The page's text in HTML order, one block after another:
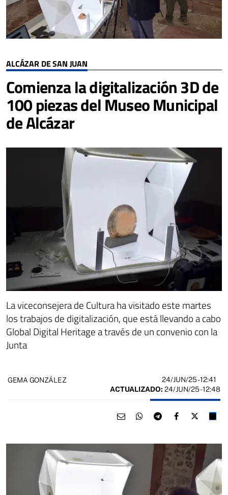
ALCÁZAR DE SAN JUAN
Comienza la digitalización 3D de
100 piezas del Museo Municipal
de Alcázar
La viceconsejera de Cultura ha visitado este martes
los trabajos de digitalización, que está llevando a cabo
Global Digital Heritage a través de un convenio con la
Junta
GEMA GONZÁLEZ 24/JUN/25- 12:41
ACTUALIZADO: 24/JUN/25 - 12:48